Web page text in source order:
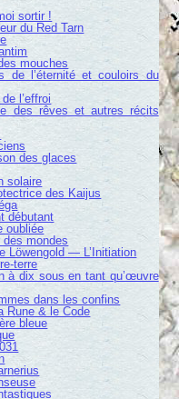
sortir !
du Red Tarn
mouches
de l’éternité et couloirs du
l’effroi
des rêves et autres récits
des glaces
solaire
des Kaijus
débutant
oubliée
mondes
Löwengold — L’Initiation
terre
à dix sous en tant qu’œuvre
dans les confins
Rune & le Code
bleue